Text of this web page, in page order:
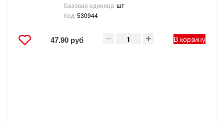
Базовая единица шт
Код 530944
47.90 руб В корзину